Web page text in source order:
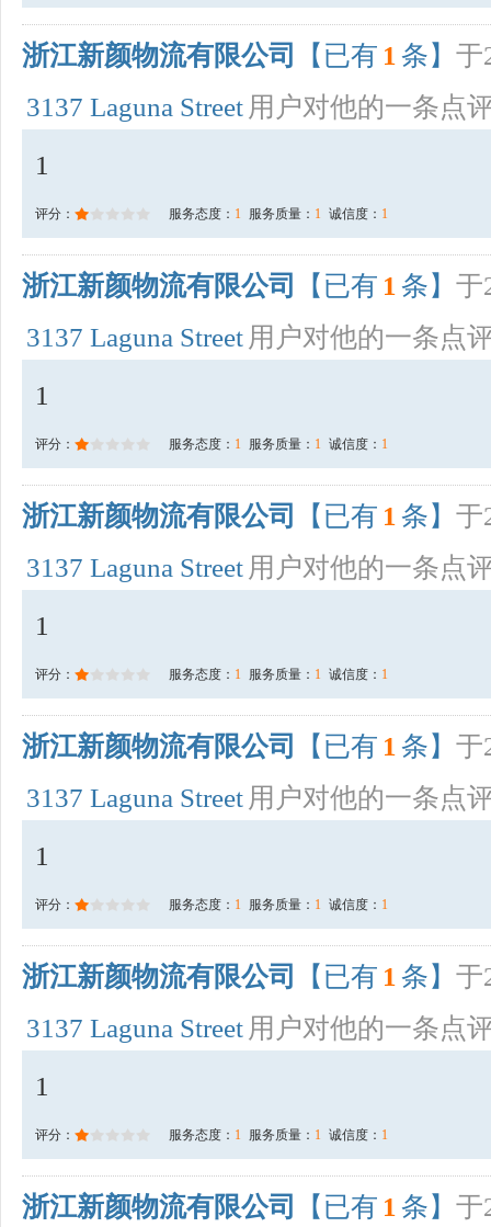
浙江新颜物流有限公司 【已有 1 条】 于
3137 Laguna Street 用户对他的一条点
1
评分： 服务态度： 1 服务质量： 1 诚信度： 1
浙江新颜物流有限公司 【已有 1 条】 于
3137 Laguna Street 用户对他的一条点
1
评分： 服务态度： 1 服务质量： 1 诚信度： 1
浙江新颜物流有限公司 【已有 1 条】 于
3137 Laguna Street 用户对他的一条点
1
评分： 服务态度： 1 服务质量： 1 诚信度： 1
浙江新颜物流有限公司 【已有 1 条】 于
3137 Laguna Street 用户对他的一条点
1
评分： 服务态度： 1 服务质量： 1 诚信度： 1
浙江新颜物流有限公司 【已有 1 条】 于
3137 Laguna Street 用户对他的一条点
1
评分： 服务态度： 1 服务质量： 1 诚信度： 1
浙江新颜物流有限公司 【已有 1 条】 于